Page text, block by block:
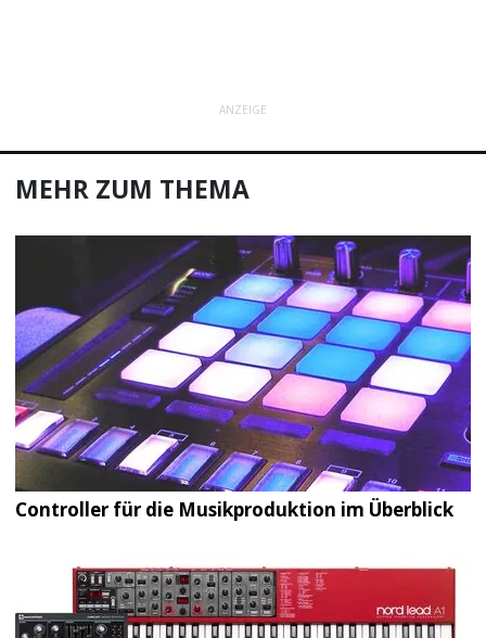
ANZEIGE
MEHR ZUM THEMA
Controller für die Musikproduktion im Überblick